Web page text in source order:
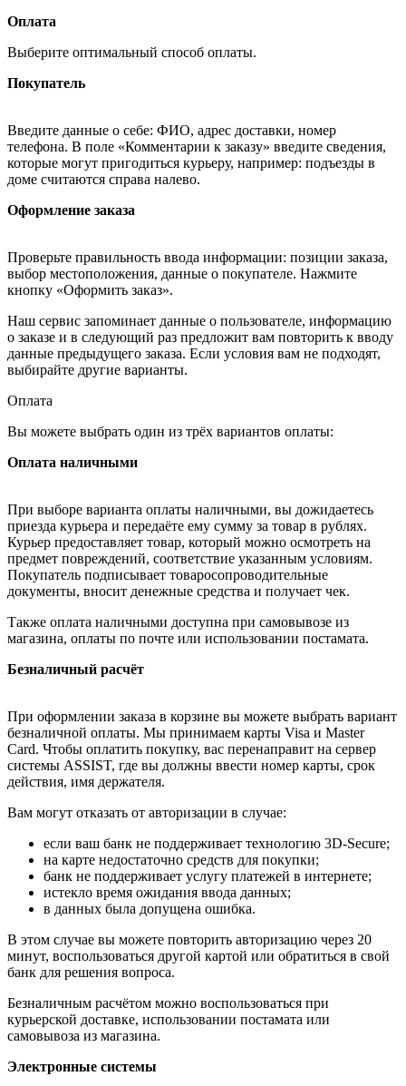
Оплата
Выберите оптимальный способ оплаты.
Покупатель
Введите данные о себе: ФИО, адрес доставки, номер
телефона. В поле «Комментарии к заказу» введите сведения,
которые могут пригодиться курьеру, например: подъезды в
доме считаются справа налево.
Оформление заказа
Проверьте правильность ввода информации: позиции заказа,
выбор местоположения, данные о покупателе. Нажмите
кнопку «Оформить заказ».
Наш сервис запоминает данные о пользователе, информацию
о заказе и в следующий раз предложит вам повторить к вводу
данные предыдущего заказа. Если условия вам не подходят,
выбирайте другие варианты.
Оплата
Вы можете выбрать один из трёх вариантов оплаты:
Оплата наличными
При выборе варианта оплаты наличными, вы дожидаетесь
приезда курьера и передаёте ему сумму за товар в рублях.
Курьер предоставляет товар, который можно осмотреть на
предмет повреждений, соответствие указанным условиям.
Покупатель подписывает товаросопроводительные
документы, вносит денежные средства и получает чек.
Также оплата наличными доступна при самовывозе из
магазина, оплаты по почте или использовании постамата.
Безналичный расчёт
При оформлении заказа в корзине вы можете выбрать вариант
безналичной оплаты. Мы принимаем карты Visa и Master
Card. Чтобы оплатить покупку, вас перенаправит на сервер
системы ASSIST, где вы должны ввести номер карты, срок
действия, имя держателя.
Вам могут отказать от авторизации в случае:
если ваш банк не поддерживает технологию 3D-Secure;
на карте недостаточно средств для покупки;
банк не поддерживает услугу платежей в интернете;
истекло время ожидания ввода данных;
в данных была допущена ошибка.
В этом случае вы можете повторить авторизацию через 20
минут, воспользоваться другой картой или обратиться в свой
банк для решения вопроса.
Безналичным расчётом можно воспользоваться при
курьерской доставке, использовании постамата или
самовывоза из магазина.
Электронные системы